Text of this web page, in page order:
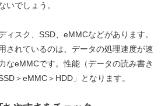
いでしょう。
ィスク、SSD、eMMCなどがあります。
されているのは、データの処理速度が速
なeMMCです。性能（データの読み書き
＞eMMC＞HDD」となります。